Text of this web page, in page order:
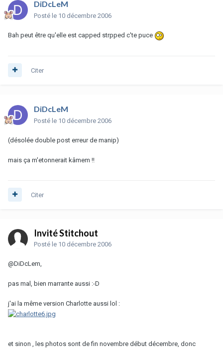
DiDcLeM
Posté le 10 décembre 2006
Bah peut être qu'elle est capped strpped c'te puce
Citer
DiDcLeM
Posté le 10 décembre 2006
(désolée double post erreur de manip)
mais ça m'etonnerait kâmem !!
Citer
Invité Stitchout
Posté le 10 décembre 2006
@DiDcLem,
pas mal, bien marrante aussi :-D
j'ai la même version Charlotte aussi lol :
et sinon , les photos sont de fin novembre début décembre, donc